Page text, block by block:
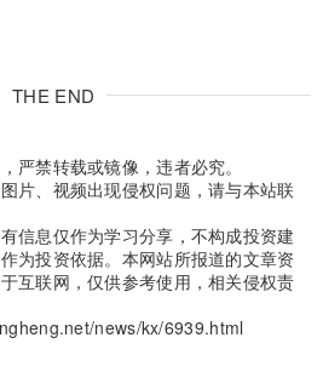
THE END
严禁转载或镜像，违者必究。
片、视频出现侵权问题，请与本站联
信息仅作为学习分享，不构成投资建
为投资依据。本网站所报道的文章资
互联网，仅供参考使用，相关侵权责
news/kx/6939.html